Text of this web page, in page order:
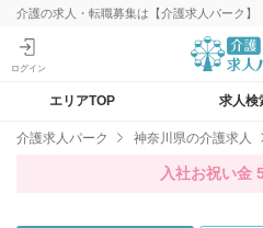
介護の求人・転職募集は【介護求人パーク】
エリアTOP 求人検
介護求人パーク 神奈川県の介護求人
入社お祝い金